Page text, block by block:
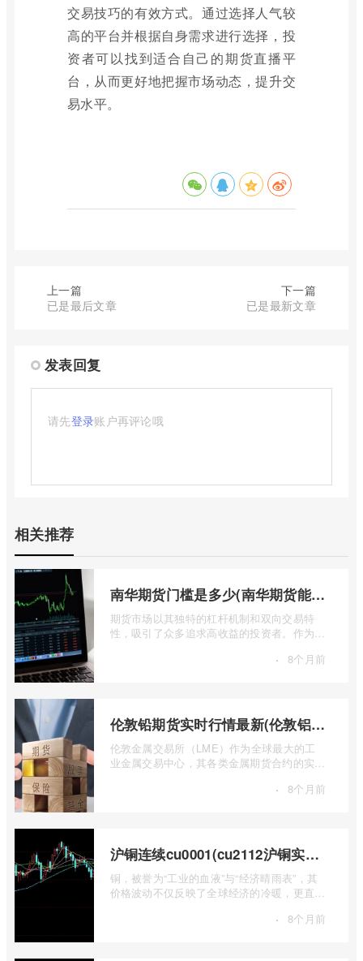
交易技巧的有效方式。通过选择人气较
高的平台并根据自身需求进行选择，投
资者可以找到适合自己的期货直播平
台，从而更好地把握市场动态，提升交
易水平。
上一篇
已是最后文章
下一篇
已是最新文章
发表回复
请先登录账户再评论哦
相关推荐
南华期货门槛是多少(南华期货能做国际期货吗)
期货市场以其独特的杠杆机制和双向交易特
性，吸引了众多追求高收益的投资者。作为中
· 8个月前
伦敦铅期货实时行情最新(伦敦铝锡期货实时行情)
伦敦金属交易所（LME）作为全球最大的工
业金属交易中心，其各类金属期货合约的实时
· 8个月前
沪铜连续cu0001(cu2112沪铜实时行情)
铜，被誉为“工业的血液”与“经济晴雨表”，其
价格波动不仅反映了全球经济的冷暖，更直接
· 8个月前